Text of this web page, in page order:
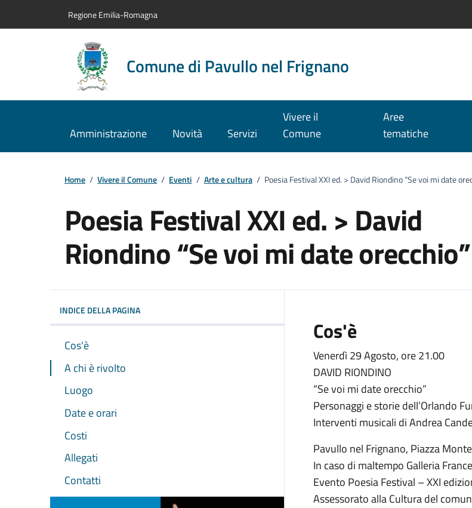
Regione Emilia-Romagna
Comune di Pavullo nel Frignano
Amministrazione Novità Servizi
Vivere il
Comune
Aree
tematiche
Home / Vivere il Comune / Eventi / Arte e cultura / Poesia Festival XXI ed. > David Riondino “Se voi mi date
Poesia Festival XXI ed. > David
Riondino “Se voi mi date orecchio”
Dettagli dell'evento:
INDICE DELLA PAGINA
Cos'è
A chi è rivolto
Luogo
Date e orari
Costi
Allegati
Contatti
Cos'è
Venerdì 29 Agosto, ore 21.00
DAVID RIONDINO
“Se voi mi date orecchio”
Personaggi e storie dell’Orlando
Interventi musicali di Andrea
Pavullo nel Frignano, Piazza
In caso di maltempo Galleria
Evento Poesia Festival – XXI
Assessorato alla Cultura del